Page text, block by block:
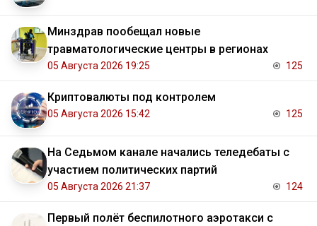
Минздрав пообещал новые
травматологические центры в регионах
05 Августа 2026 19:25 125
Криптовалюты под контролем
05 Августа 2026 15:42 125
На Седьмом канале начались теледебаты с
участием политических партий
05 Августа 2026 21:37 124
Первый полёт беспилотного аэротакси с